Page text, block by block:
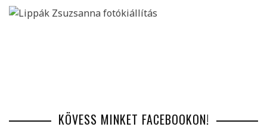
KÖVESS MINKET FACEBOOKON!